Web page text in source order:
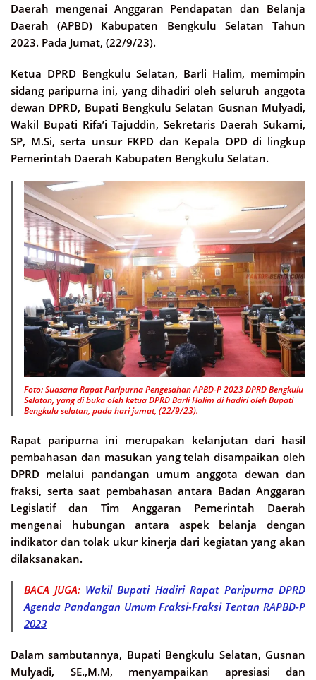
Daerah mengenai Anggaran Pendapatan dan Belanja
Daerah (APBD) Kabupaten Bengkulu Selatan Tahun
2023. Pada Jumat, (22/9/23).
Ketua DPRD Bengkulu Selatan, Barli Halim, memimpin
sidang paripurna ini, yang dihadiri oleh seluruh anggota
dewan DPRD, Bupati Bengkulu Selatan Gusnan Mulyadi,
Wakil Bupati Rifa’i Tajuddin, Sekretaris Daerah Sukarni,
SP, M.Si, serta unsur FKPD dan Kepala OPD di lingkup
Pemerintah Daerah Kabupaten Bengkulu Selatan.
Foto: Suasana Rapat Paripurna Pengesahan APBD-P 2023 DPRD Bengkulu
Selatan, yang di buka oleh ketua DPRD Barli Halim di hadiri oleh Bupati
Bengkulu selatan, pada hari jumat, (22/9/23).
Rapat paripurna ini merupakan kelanjutan dari hasil
pembahasan dan masukan yang telah disampaikan oleh
DPRD melalui pandangan umum anggota dewan dan
fraksi, serta saat pembahasan antara Badan Anggaran
Legislatif dan Tim Anggaran Pemerintah Daerah
mengenai hubungan antara aspek belanja dengan
indikator dan tolak ukur kinerja dari kegiatan yang akan
dilaksanakan.
BACA JUGA: Wakil Bupati Hadiri Rapat Paripurna DPRD
Agenda Pandangan Umum Fraksi-Fraksi Tentan RAPBD-P
2023
Dalam sambutannya, Bupati Bengkulu Selatan, Gusnan
Mulyadi, SE.,M.M, menyampaikan apresiasi dan